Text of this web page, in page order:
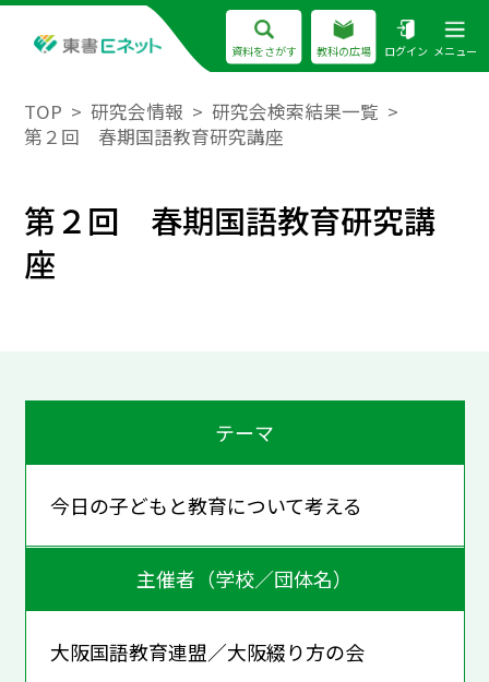
資料をさがす 教科の広場 ログイン メニュー
TOP 研究会情報
研究会検索結果一覧
第２回 春期国語教育研究講座
第２回 春期国語教育研究講
座
テーマ
今日の子どもと教育について考える
主催者（学校／団体名）
大阪国語教育連盟／大阪綴り方の会